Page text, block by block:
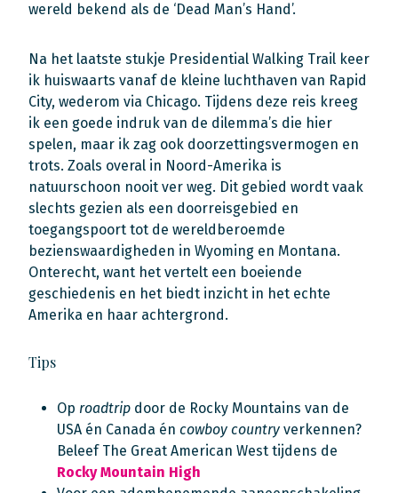
wereld bekend als de ‘Dead Man’s Hand’.
Na het laatste stukje Presidential Walking Trail keer
ik huiswaarts vanaf de kleine luchthaven van Rapid
City, wederom via Chicago. Tijdens deze reis kreeg
ik een goede indruk van de dilemma’s die hier
spelen, maar ik zag ook doorzettingsvermogen en
trots. Zoals overal in Noord-Amerika is
natuurschoon nooit ver weg. Dit gebied wordt vaak
slechts gezien als een doorreisgebied en
toegangspoort tot de wereldberoemde
bezienswaardigheden in Wyoming en Montana.
Onterecht, want het vertelt een boeiende
geschiedenis en het biedt inzicht in het echte
Amerika en haar achtergrond.
Tips
Op roadtrip door de Rocky Mountains van de
USA én Canada én cowboy country verkennen?
Beleef The Great American West tijdens de
Rocky Mountain High